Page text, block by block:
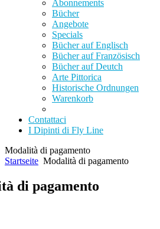
Abonnements
Bücher
Angebote
Specials
Bücher auf Englisch
Bücher auf Französisch
Bücher auf Deutch
Arte Pittorica
Historische Ordnungen
Warenkorb
Contattaci
I Dipinti di Fly Line
Modalità di pagamento
Startseite Modalità di pagamento
di pagamento